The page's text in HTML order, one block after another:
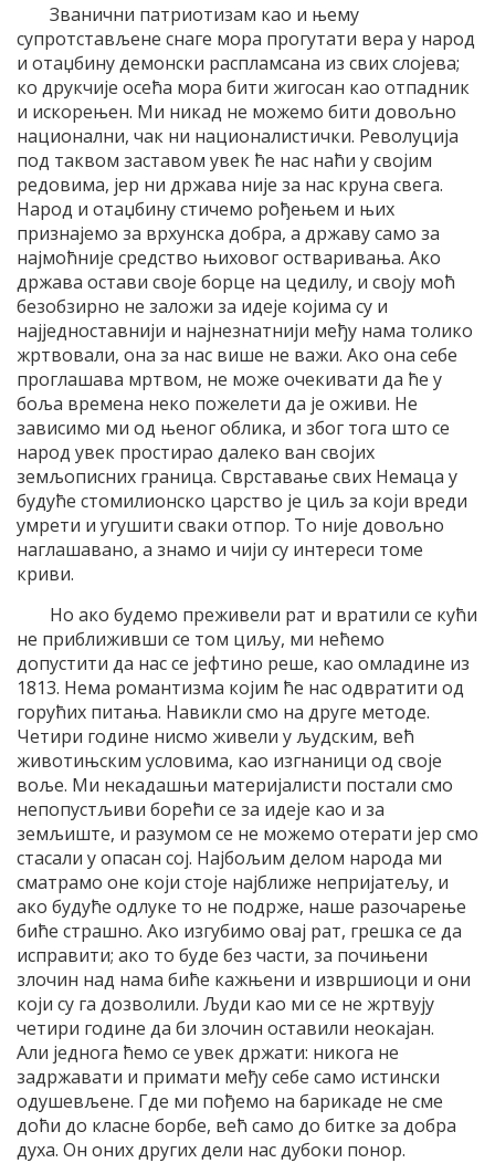
Званични патриотизам као и њему
супротстављене снаге мора прогутати вера у народ
и отаџбину демонски распламсана из свих слојева;
ко друкчије осећа мора бити жигосан као отпадник
и искорењен. Ми никад не можемо бити довољно
национални, чак ни националистички. Револуција
под таквом заставом увек ће нас наћи у својим
редовима, јер ни држава није за нас круна свега.
Народ и отаџбину стичемо рођењем и њих
признајемо за врхунска добра, а државу само за
најмоћније средство њиховог остваривања. Ако
држава остави своје борце на цедилу, и своју моћ
безобзирно не заложи за идеје којима су и
најједноставнији и најнезнатнији међу нама толико
жртвовали, она за нас више не важи. Ако она себе
проглашава мртвом, не може очекивати да ће у
боља времена неко пожелети да је оживи. Не
зависимо ми од њеног облика, и због тога што се
народ увек простирао далеко ван својих
земљописних граница. Сврставање свих Немаца у
будуће стомилионско царство је циљ за који вреди
умрети и угушити сваки отпор. То није довољно
наглашавано, а знамо и чији су интереси томе
криви.
Но ако будемо преживели рат и вратили се кући
не приближивши се том циљу, ми нећемо
допустити да нас се јефтино реше, као омладине из
1813. Нема романтизма којим ће нас одвратити од
горућих питања. Навикли смо на друге методе.
Четири године нисмо живели у људским, већ
животињским условима, као изгнаници од своје
воље. Ми некадашњи материјалисти постали смо
непопустљиви борећи се за идеје као и за
земљиште, и разумом се не можемо отерати јер смо
стасали у опасан сој. Најбољим делом народа ми
сматрамо оне који стоје најближе непријатељу, и
ако будуће одлуке то не подрже, наше разочарење
биће страшно. Ако изгубимо овај рат, грешка се да
исправити; ако то буде без части, за почињени
злочин над нама биће кажњени и извршиоци и они
који су га дозволили. Људи као ми се не жртвују
четири године да би злочин оставили неокајан.
Али једнога ћемо се увек држати: никога не
задржавати и примати међу себе само истински
одушевљене. Где ми пођемо на барикаде не сме
доћи до класне борбе, већ само до битке за добра
духа. Он оних других дели нас дубоки понор.